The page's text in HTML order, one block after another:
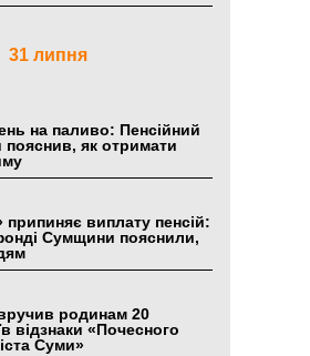
31 липня
на паливо: Пенсійний
як отримати
припиняє виплату пенсій:
Сумщини пояснили,
родинам 20
відзнаки «Почесного
Суми»